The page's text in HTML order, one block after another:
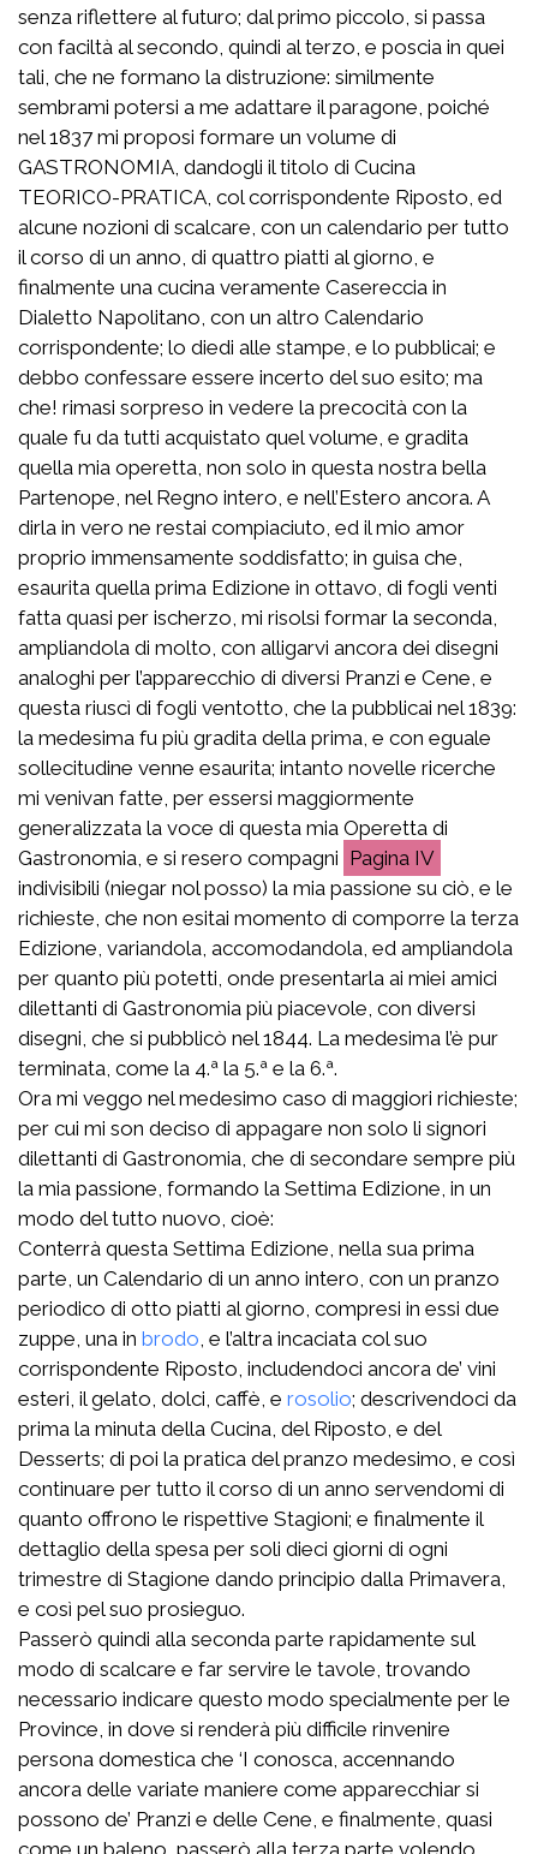
senza riflettere al futuro; dal primo piccolo, si passa
con faciltà al secondo, quindi al terzo, e poscia in quei
tali, che ne formano la distruzione: similmente
sembrami potersi a me adattare il paragone, poiché
nel 1837 mi proposi formare un volume di
GASTRONOMIA, dandogli il titolo di Cucina
TEORICO-PRATICA, col corrispondente Riposto, ed
alcune nozioni di scalcare, con un calendario per tutto
il corso di un anno, di quattro piatti al giorno, e
finalmente una cucina veramente Casereccia in
Dialetto Napolitano, con un altro Calendario
corrispondente; lo diedi alle stampe, e lo pubblicai; e
debbo confessare essere incerto del suo esito; ma
che! rimasi sorpreso in vedere la precocità con la
quale fu da tutti acquistato quel volume, e gradita
quella mia operetta, non solo in questa nostra bella
Partenope, nel Regno intero, e nell’Estero ancora. A
dirla in vero ne restai compiaciuto, ed il mio amor
proprio immensamente soddisfatto; in guisa che,
esaurita quella prima Edizione in ottavo, di fogli venti
fatta quasi per ischerzo, mi risolsi formar la seconda,
ampliandola di molto, con alligarvi ancora dei disegni
analoghi per l’apparecchio di diversi Pranzi e Cene, e
questa riuscì di fogli ventotto, che la pubblicai nel 1839:
la medesima fu più gradita della prima, e con eguale
sollecitudine venne esaurita; intanto novelle ricerche
mi venivan fatte, per essersi maggiormente
generalizzata la voce di questa mia Operetta di
Gastronomia, e si resero compagni
IV
indivisibili (niegar nol posso) la mia passione su ciò, e le
richieste, che non esitai momento di comporre la terza
Edizione, variandola, accomodandola, ed ampliandola
per quanto più potetti, onde presentarla ai miei amici
dilettanti di Gastronomia più piacevole, con diversi
disegni, che si pubblicò nel 1844. La medesima l’è pur
terminata, come la 4.ª la 5.ª e la 6.ª.
Ora mi veggo nel medesimo caso di maggiori richieste;
per cui mi son deciso di appagare non solo li signori
dilettanti di Gastronomia, che di secondare sempre più
la mia passione, formando la Settima Edizione, in un
modo del tutto nuovo, cioè:
Conterrà questa Settima Edizione, nella sua prima
parte, un Calendario di un anno intero, con un pranzo
periodico di otto piatti al giorno, compresi in essi due
zuppe, una in brodo , e l’altra incaciata col suo
corrispondente Riposto, includendoci ancora de’ vini
esteri, il gelato, dolci, caffè, e rosolio; descrivendoci da
prima la minuta della Cucina, del Riposto, e del
Desserts; di poi la pratica del pranzo medesimo, e così
continuare per tutto il corso di un anno servendomi di
quanto offrono le rispettive Stagioni; e finalmente il
dettaglio della spesa per soli dieci giorni di ogni
trimestre di Stagione dando principio dalla Primavera,
e così pel suo prosieguo.
Passerò quindi alla seconda parte rapidamente sul
modo di scalcare e far servire le tavole, trovando
necessario indicare questo modo specialmente per le
Province, in dove si renderà più difficile rinvenire
persona domestica che ‘I conosca, accennando
ancora delle variate maniere come apparecchiar si
possono de’ Pranzi e delle Cene, e finalmente, quasi
come un baleno, passerò alla terza parte volendo